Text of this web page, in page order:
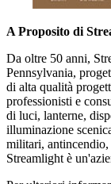
A Proposito di
Da oltre 50 anni,
Pennsylvania,
di alta qualità
professionisti e
di luci, lanterne,
illuminazione
militari,
Streamlight è